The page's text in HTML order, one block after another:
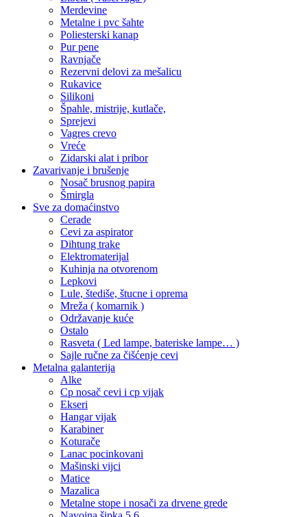
Merdevine
Metalne i pvc šahte
Poliesterski kanap
Pur pene
Ravnjače
Rezervni delovi za mešalicu
Rukavice
Silikoni
Špahle, mistrije, kutlače,
Sprejevi
Vagres crevo
Vreće
Zidarski alat i pribor
Zavarivanje i brušenje
Nosač brusnog papira
Šmirgla
Sve za domaćinstvo
Cerade
Cevi za aspirator
Dihtung trake
Elektromaterijal
Kuhinja na otvorenom
Lepkovi
Lule, štediše, štucne i oprema
Mreža ( komarnik )
Održavanje kuće
Ostalo
Rasveta ( Led lampe, bateriske lampe… )
Sajle ručne za čišćenje cevi
Metalna galanterija
Alke
Cp nosač cevi i cp vijak
Ekseri
Hangar vijak
Karabiner
Koturače
Lanac pocinkovani
Mašinski vijci
Matice
Mazalica
Metalne stope i nosači za drvene grede